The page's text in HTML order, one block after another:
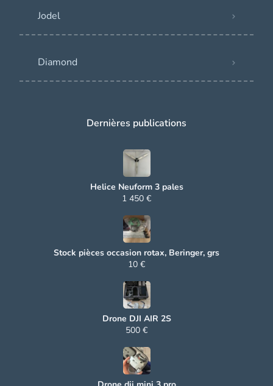
Jodel
Diamond
Dernières publications
Helice Neuform 3 pales
1 450 €
Stock pièces occasion rotax, Beringer, grs
10 €
Drone DJI AIR 2S
500 €